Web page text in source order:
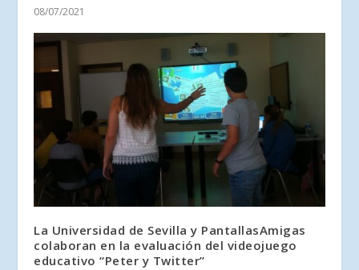
08/07/2021
La Universidad de Sevilla y PantallasAmigas
colaboran en la evaluación del videojuego
educativo “Peter y Twitter”